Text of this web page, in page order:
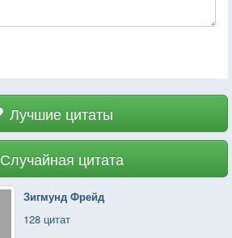
Лучшие цитаты
Случайная цитата
Зигмунд Фрейд
128 цитат